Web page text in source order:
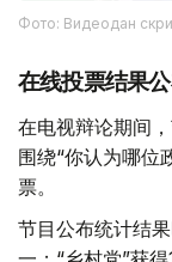
Фото: Видеодан
在线投票结果
在电视辩论期间
围绕“你认为哪位
票。
节目公布统计结